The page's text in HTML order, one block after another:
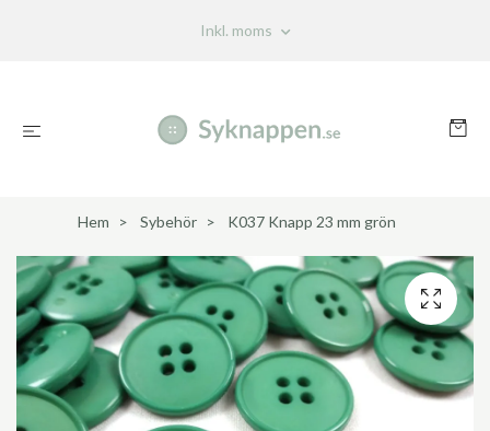
Inkl. moms
Hem Sybehör K037 Knapp 23 mm grön